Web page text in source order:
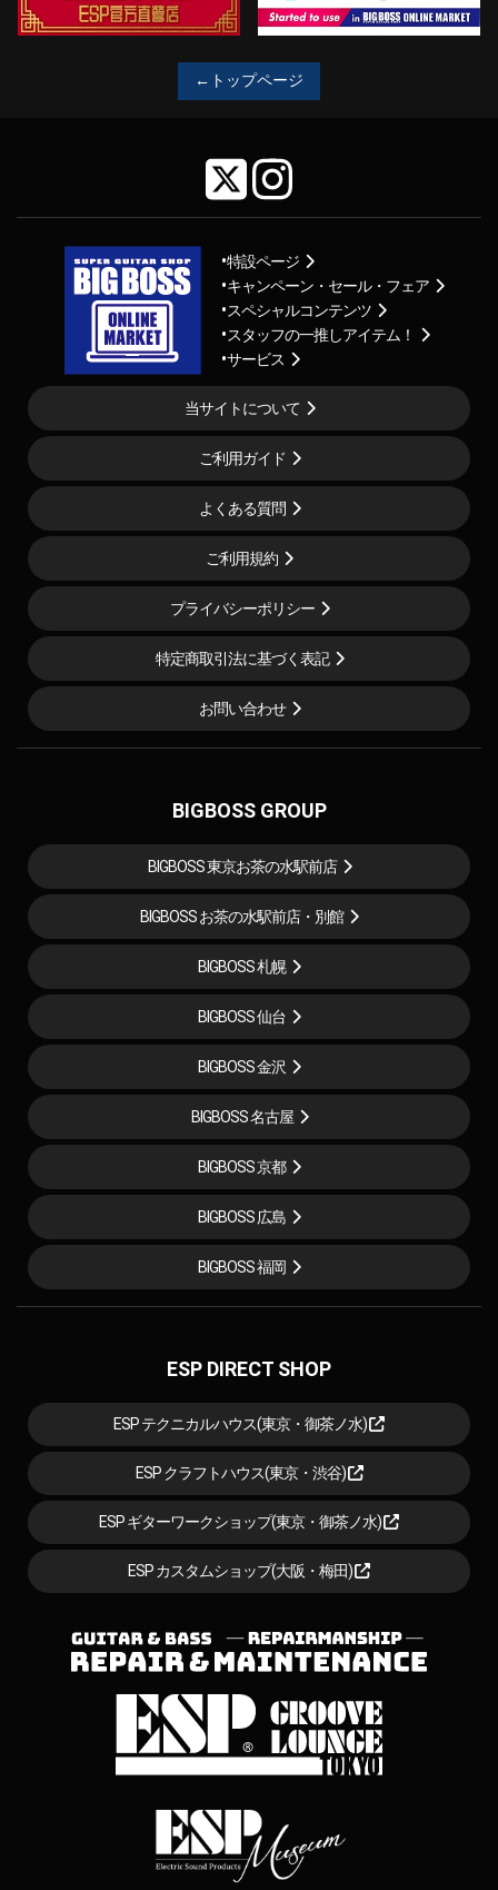
←トップページ
特設ページ
キャンペーン・セール・フェア
スペシャルコンテンツ
スタッフの一推しアイテム！
サービス
当サイトについて
ご利用ガイド
よくある質問
ご利用規約
プライバシーポリシー
特定商取引法に基づく表記
お問い合わせ
BIGBOSS GROUP
BIGBOSS 東京お茶の水駅前店
BIGBOSS お茶の水駅前店・別館
BIGBOSS 札幌
BIGBOSS 仙台
BIGBOSS 金沢
BIGBOSS 名古屋
BIGBOSS 京都
BIGBOSS 広島
BIGBOSS 福岡
ESP DIRECT SHOP
ESP テクニカルハウス(東京・御茶ノ水)
ESP クラフトハウス(東京・渋谷)
ESP ギターワークショップ(東京・御茶ノ水)
ESP カスタムショップ(大阪・梅田)